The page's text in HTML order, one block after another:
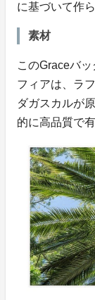
に基づいて作
素材
このGraceバ
フィアは、ラ
ダガスカルが
的に高品質で有